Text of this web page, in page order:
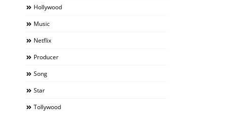
Hollywood
Music
Netflix
Producer
Song
Star
Tollywood